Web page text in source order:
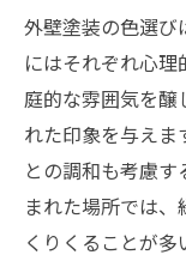
外壁塗
本
プロが教え
2023年
高級感
シンプ
外壁塗装の色選び
にはそれぞれ心
庭的な雰囲気を醸
れた印象を与え
との調和も考慮
まれた場所では
くりくることが